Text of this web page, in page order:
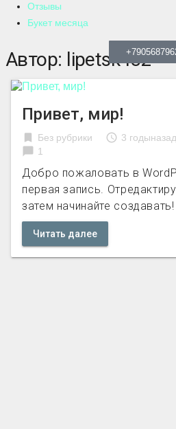
Отзывы
Букет месяца
Автор: lipetsk432
Привет, мир!
bookmark Без рубрики access_time 3 годыназад
chat_bubble 1
Добро пожаловать в
первая запись.
затем начинайте создавать!
Читать далее